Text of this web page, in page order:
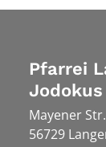
Pfarrei
Jodokus
Mayener
56729